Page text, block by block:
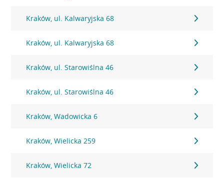
Kraków, ul. Kalwaryjska 68
Kraków, ul. Kalwaryjska 68
Kraków, ul. Starowiślna 46
Kraków, ul. Starowiślna 46
Kraków, Wadowicka 6
Kraków, Wielicka 259
Kraków, Wielicka 72